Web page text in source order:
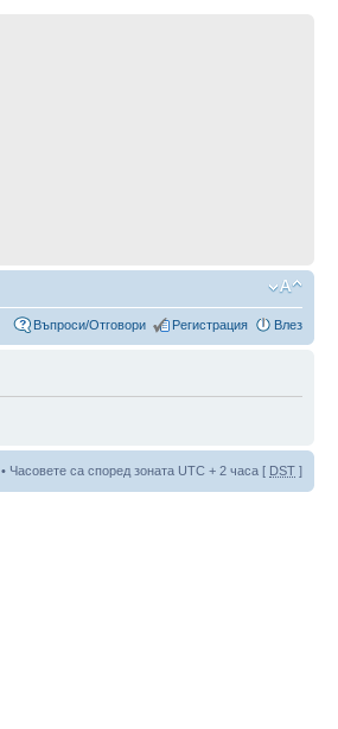
Въпроси/Отговори Регистрация Влез
• Часовете са според зоната UTC + 2 часа [ DST ]